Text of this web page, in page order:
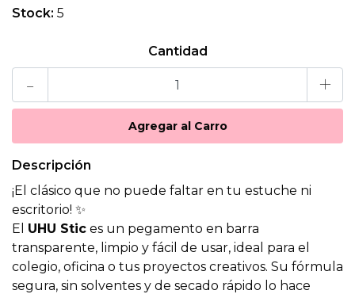
Stock: 5
Cantidad
- +
Descripción
¡El clásico que no puede faltar en tu estuche ni
escritorio! ✨
El UHU Stic es un pegamento en barra
transparente, limpio y fácil de usar, ideal para el
colegio, oficina o tus proyectos creativos. Su fórmula
segura, sin solventes y de secado rápido lo hace